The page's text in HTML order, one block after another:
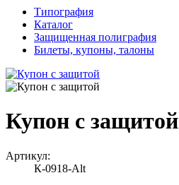
Типография
Каталог
Защищенная полиграфия
Билеты, купоны, талоны
Купон с защитой
Артикул:
К-0918-Alt